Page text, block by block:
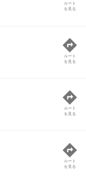
ルート
を見る
ルート
を見る
ルート
を見る
ルート
を見る